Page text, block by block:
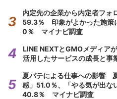
内定先の企業から内定者フォ
59.3％ 印象がよかった施策
0％ マイナビ調査
LINE NEXTとGMOメディア
活用したサービスの成長と事
夏バテによる仕事への影響
感」51.0％、「やる気が出な
40.8％ マイナビ調査